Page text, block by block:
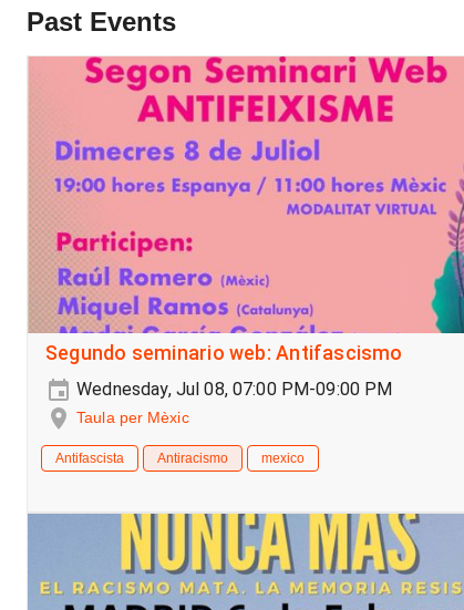
Past Events
Segundo seminario web: Antifascismo
Wednesday, Jul 08, 07:00 PM-09:00 PM
Taula per Mèxic
Antifascista Antiracismo mexico